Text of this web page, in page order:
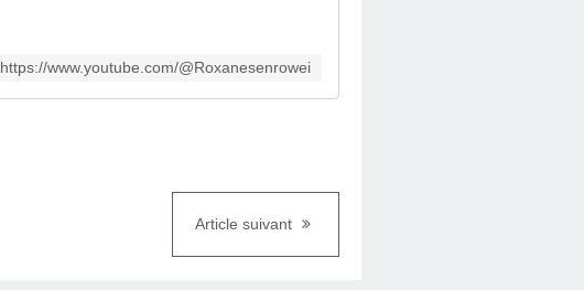
https://www.youtube.com/@Roxanesenrowei
Article suivant